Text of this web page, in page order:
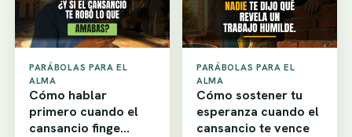
PARÁBOLAS PARA EL
ALMA
Cómo hablar
primero cuando el
cansancio finge
PARÁBOLAS PARA EL
ALMA
Cómo sostener tu
esperanza cuando el
cansancio te vence